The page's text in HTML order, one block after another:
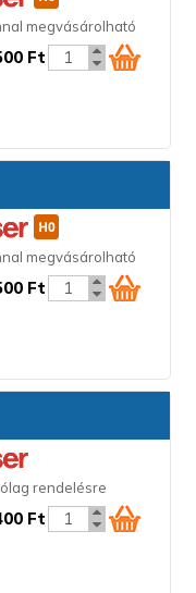
megvásárolható
Ft
megvásárolható
Ft
rendelésre
Ft